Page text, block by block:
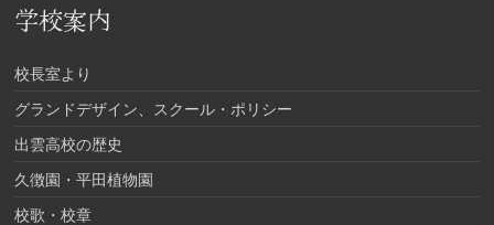
学校案内
校長室より
グランドデザイン、スクール・ポリシー
出雲高校の歴史
久徴園・平田植物園
校歌・校章